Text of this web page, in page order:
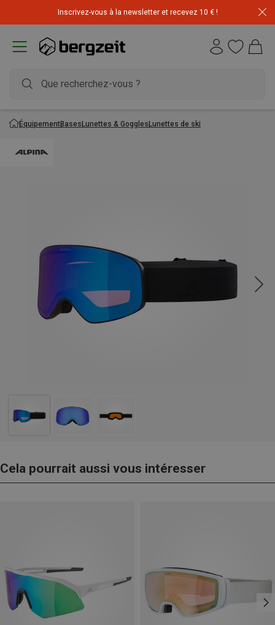
Inscrivez-vous à la newsletter et recevez 10 € !
ÉquipementBasesLunettes & GogglesLunettes de ski
Cela pourrait aussi vous intéresser